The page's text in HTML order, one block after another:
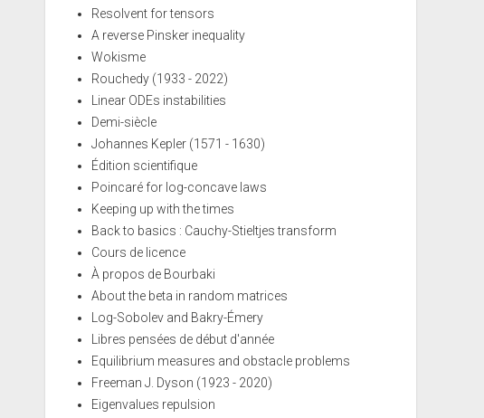
Resolvent for tensors
A reverse Pinsker inequality
Wokisme
Rouchedy (1933 - 2022)
Linear ODEs instabilities
Demi-siècle
Johannes Kepler (1571 - 1630)
Édition scientifique
Poincaré for log-concave laws
Keeping up with the times
Back to basics : Cauchy-Stieltjes transform
Cours de licence
À propos de Bourbaki
About the beta in random matrices
Log-Sobolev and Bakry-Émery
Libres pensées de début d'année
Equilibrium measures and obstacle problems
Freeman J. Dyson (1923 - 2020)
Eigenvalues repulsion